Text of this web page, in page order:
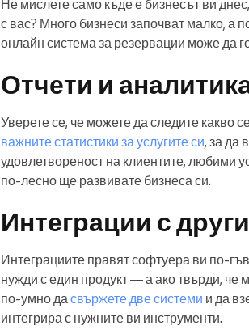
Не мислете само къде е бизнесът ви
с вас? Много бизнеси започват малко, а
онлайн система за резервации може да
Отчети и
Уверете се, че можете да следите какво
важните статистики за услугите си, за да
удовлетвореност на клиентите, любими
по-лесно ще развивате бизнеса си.
Интеграции с
Интеграциите правят софтуера ви по-
нужди с един продукт — а ако твърди, че
по-умно да свържете две системи и да
интегрира с нужните ви инструменти.